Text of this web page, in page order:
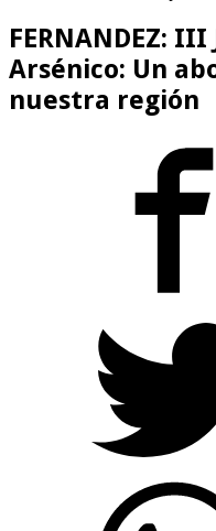
FERNANDEZ:
Arsénico: Un
nuestra región